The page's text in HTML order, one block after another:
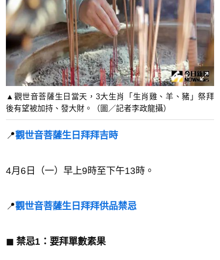
▲觀世音菩薩生日當天，3大生肖「生肖雞、羊、豬」祭拜
後有望被加持、發大財。（圖／記者李政龍攝）
📍觀世音菩薩生日拜拜吉時
4月6日（一）早上9時至下午13時。
📍觀世音菩薩生日拜拜供品禁忌
◼︎ 禁忌1：要拜單數素果